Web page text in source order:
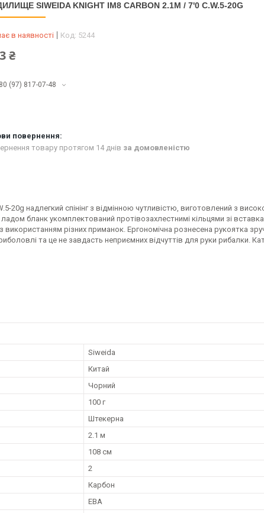
SIWEIDA KNIGHT IM8 CARBON 2.1M / 7'0 C.W.5-20G
в наявності Код: 5244
₴
(97) 817-07-48
товару протягом 14 днів за домовленістю
20g надлегкий спінінг з відмінною чутливістю, виготовлений з
бланк укомплектований протівозахлестнимі кільцями зі
з використанням різних приманок. Ергономічна рознесена рукоятка
риболовлі та це не завдасть неприємних відчуттів для руки рибалки.
Siweida
Китай
Чорний
100 г
Штекерна
2.1 м
108 см
2
Карбон
ЕВА